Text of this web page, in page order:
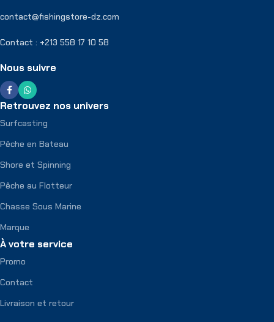
contact@fishingstore-dz.com
Contact : +213 558 17 10 58
Nous suivre
Retrouvez nos univers
Surfcasting
Pêche en Bateau
Shore et Spinning
Pêche au Flotteur
Chasse Sous Marine
Marque
À votre service
Promo
Contact
Livraison et retour